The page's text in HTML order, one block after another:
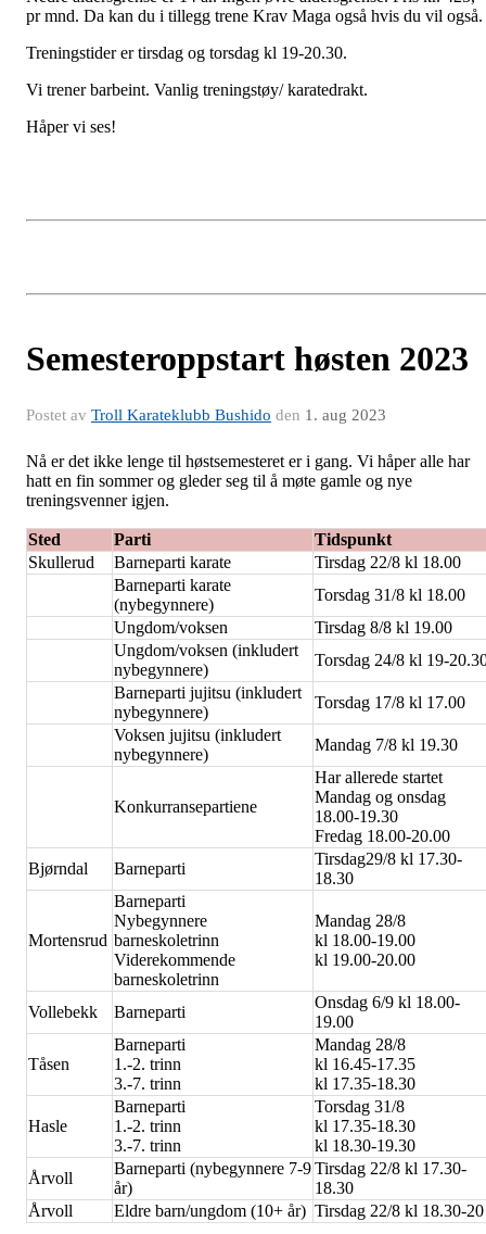
pr mnd. Da kan du i tillegg trene Krav Maga også hvis du vil også.
Treningstider er tirsdag og torsdag kl 19-20.30.
Vi trener barbeint. Vanlig treningstøy/ karatedrakt.
Håper vi ses!
Semesteroppstart høsten 2023
Postet av Troll Karateklubb Bushido den 1. aug 2023
Nå er det ikke lenge til høstsemesteret er i gang. Vi håper alle har
hatt en fin sommer og gleder seg til å møte gamle og nye
treningsvenner igjen.
Sted Parti
Tidspunkt
Skullerud
Barneparti karate
Tirsdag 22/8 kl 18.00
Barneparti karate
(nybegynnere)
Torsdag 31/8 kl 18.00
Ungdom/voksen
Tirsdag 8/8 kl 19.00
Ungdom/voksen (inkludert
nybegynnere)
Torsdag 24/8 kl 19-
Barneparti jujitsu (inkludert
nybegynnere)
Torsdag 17/8 kl 17.00
Voksen jujitsu (inkludert
nybegynnere)
Mandag 7/8 kl 19.30
Konkurransepartiene
Har allerede startet
Mandag og onsdag
18.00-19.30
Fredag 18.00-20.00
Bjørndal
Barneparti
Tirsdag29/8 kl 17.30-
18.30
Mortensrud
Barneparti
Nybegynnere
barneskoletrinn
Viderekommende
barneskoletrinn
Mandag 28/8
kl 18.00-19.00
kl 19.00-20.00
Vollebekk Barneparti
Onsdag 6/9 kl 18.00-
19.00
Tåsen
Barneparti
1.-2. trinn
3.-7. trinn
Mandag 28/8
kl 16.45-17.35
kl 17.35-18.30
Hasle
Barneparti
1.-2. trinn
3.-7. trinn
Torsdag 31/8
kl 17.35-18.30
kl 18.30-19.30
Årvoll
Barneparti (nybegynnere 7-9
år)
Tirsdag 22/8 kl 17.30-
18.30
Årvoll
Eldre barn/ungdom (10+ år) Tirsdag 22/8 kl 18.30-20